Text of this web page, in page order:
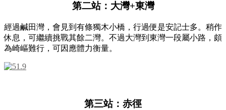
第二站：大灣+東灣
經過鹹田灣，會見到有條獨木小橋，行過便是安記士多。稍作
休息，可繼續挑戰其餘二灣。不過大灣到東灣一段屬小路，頗
為崎嶇難行，可因應體力衡量。
第三站：赤徑